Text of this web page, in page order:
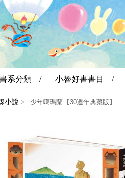
系分類 / 小魯好書書目 /
小說 > 少年噶瑪蘭【30週年典藏版】